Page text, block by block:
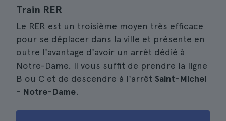
Train RER
Le RER est un troisième moyen très efficace
pour se déplacer dans la ville et présente en
outre l'avantage d'avoir un arrêt dédié à
Notre-Dame. Il vous suffit de prendre la ligne
B ou C et de descendre à l'arrêt Saint-Michel
- Notre-Dame.